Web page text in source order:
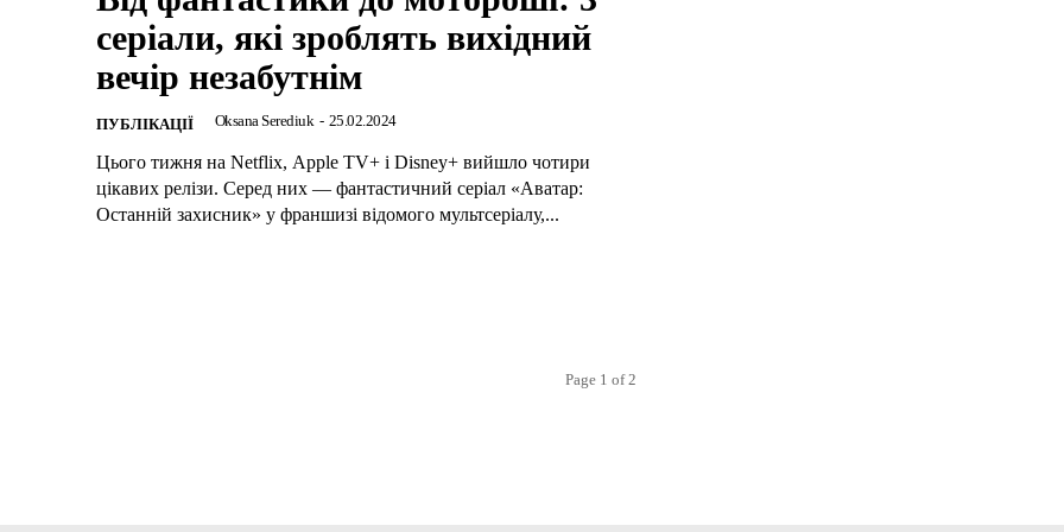
серіали, які зроблять вихідний
вечір незабутнім
ПУБЛІКАЦІЇ Oksana Serediuk - 25.02.2024
Цього тижня на Netflix, Apple TV+ і Disney+ вийшло чотири
цікавих релізи. Серед них — фантастичний серіал «Аватар:
Останній захисник» у франшизі відомого мультсеріалу,...
Page 1 of 2